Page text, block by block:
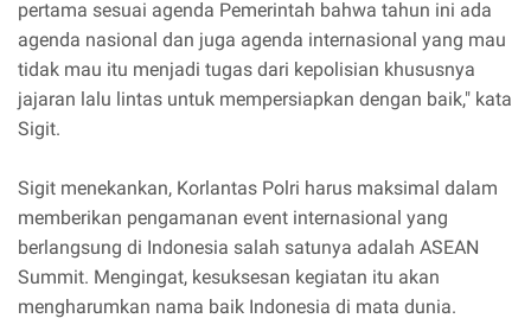
pertama sesuai agenda Pemerintah bahwa tahun ini ada
agenda nasional dan juga agenda internasional yang mau
tidak mau itu menjadi tugas dari kepolisian khususnya
jajaran lalu lintas untuk mempersiapkan dengan baik," kata
Sigit.
Sigit menekankan, Korlantas Polri harus maksimal dalam
memberikan pengamanan event internasional yang
berlangsung di Indonesia salah satunya adalah ASEAN
Summit. Mengingat, kesuksesan kegiatan itu akan
mengharumkan nama baik Indonesia di mata dunia.